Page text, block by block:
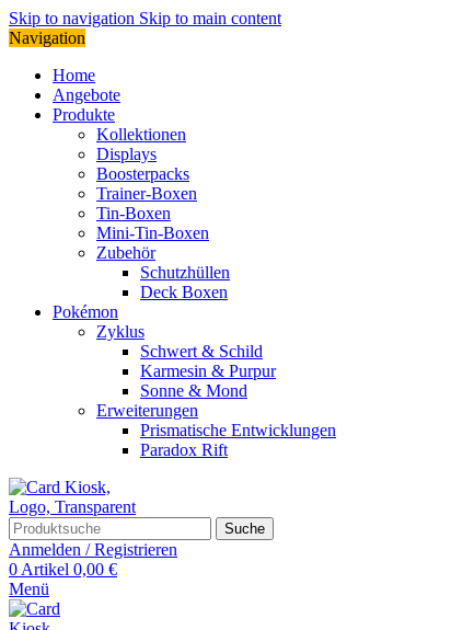
Skip to navigation Skip to main content
Navigation
Home
Angebote
Produkte
Kollektionen
Displays
Boosterpacks
Trainer-Boxen
Tin-Boxen
Mini-Tin-Boxen
Zubehör
Schutzhüllen
Deck Boxen
Pokémon
Zyklus
Schwert & Schild
Karmesin & Purpur
Sonne & Mond
Erweiterungen
Prismatische Entwicklungen
Paradox Rift
Suche
Anmelden / Registrieren
0 Artikel 0,00 €
Menü